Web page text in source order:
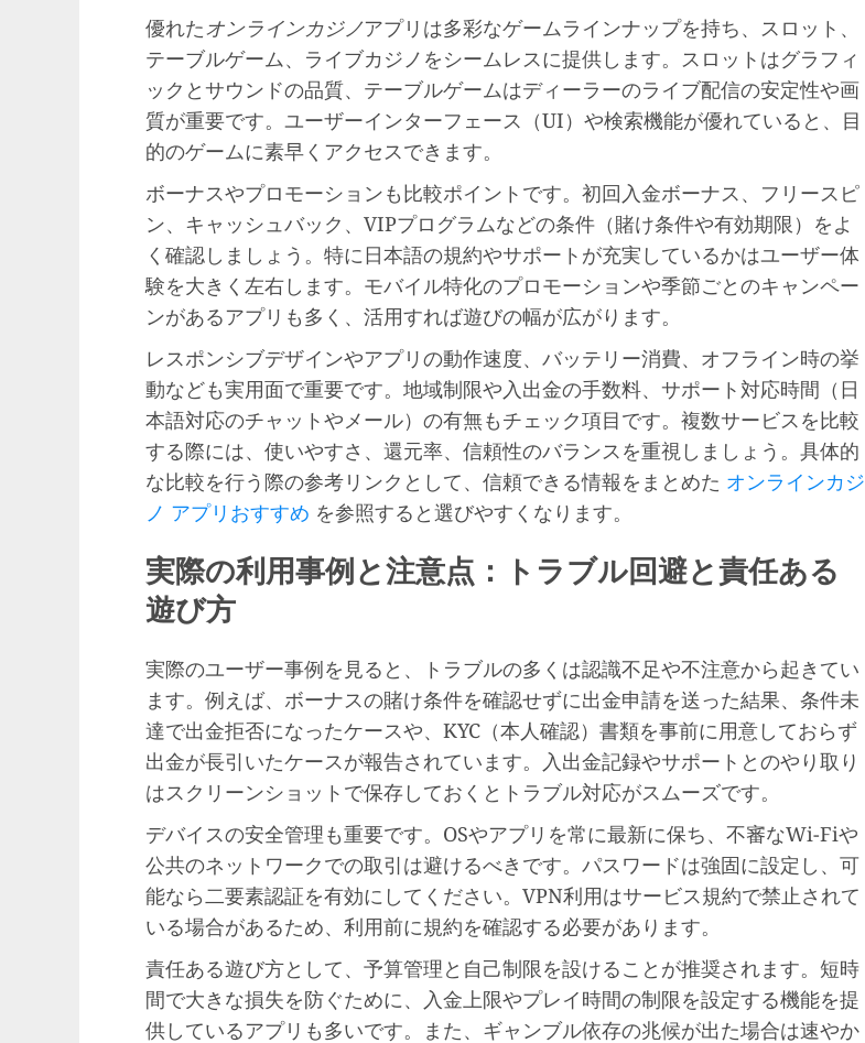
優れたオンラインカジノアプリは多彩なゲームラインナップを持ち、スロット、
テーブルゲーム、ライブカジノをシームレスに提供します。スロットはグラフィ
ックとサウンドの品質、テーブルゲームはディーラーのライブ配信の安定性や画
質が重要です。ユーザーインターフェース（UI）や検索機能が優れていると、目
的のゲームに素早くアクセスできます。
ボーナスやプロモーションも比較ポイントです。初回入金ボーナス、フリースピ
ン、キャッシュバック、VIPプログラムなどの条件（賭け条件や有効期限）をよ
く確認しましょう。特に日本語の規約やサポートが充実しているかはユーザー体
験を大きく左右します。モバイル特化のプロモーションや季節ごとのキャンペー
ンがあるアプリも多く、活用すれば遊びの幅が広がります。
レスポンシブデザインやアプリの動作速度、バッテリー消費、オフライン時の挙
動なども実用面で重要です。地域制限や入出金の手数料、サポート対応時間（日
本語対応のチャットやメール）の有無もチェック項目です。複数サービスを比較
する際には、使いやすさ、還元率、信頼性のバランスを重視しましょう。具体的
な比較を行う際の参考リンクとして、信頼できる情報をまとめた オンラインカジ
ノ アプリおすすめ を参照すると選びやすくなります。
実際の利用事例と注意点：トラブル回避と責任ある
遊び方
実際のユーザー事例を見ると、トラブルの多くは認識不足や不注意から起きてい
ます。例えば、ボーナスの賭け条件を確認せずに出金申請を送った結果、条件未
達で出金拒否になったケースや、KYC（本人確認）書類を事前に用意しておらず
出金が長引いたケースが報告されています。入出金記録やサポートとのやり取り
はスクリーンショットで保存しておくとトラブル対応がスムーズです。
デバイスの安全管理も重要です。OSやアプリを常に最新に保ち、不審なWi-Fiや
公共のネットワークでの取引は避けるべきです。パスワードは強固に設定し、可
能なら二要素認証を有効にしてください。VPN利用はサービス規約で禁止されて
いる場合があるため、利用前に規約を確認する必要があります。
責任ある遊び方として、予算管理と自己制限を設けることが推奨されます。短時
間で大きな損失を防ぐために、入金上限やプレイ時間の制限を設定する機能を提
供しているアプリも多いです。また、ギャンブル依存の兆候が出た場合は速やか